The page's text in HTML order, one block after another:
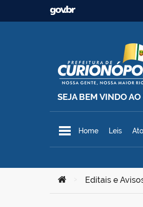
Ir para o conteúdo
SEJA BEM VINDO
Prefeitura
Home Leis
Você está aqui:
Editais e